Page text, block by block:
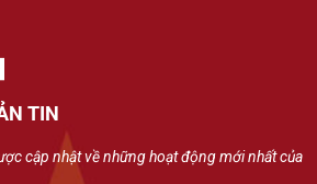
TIN
cập nhật về những hoạt động mới nhất của